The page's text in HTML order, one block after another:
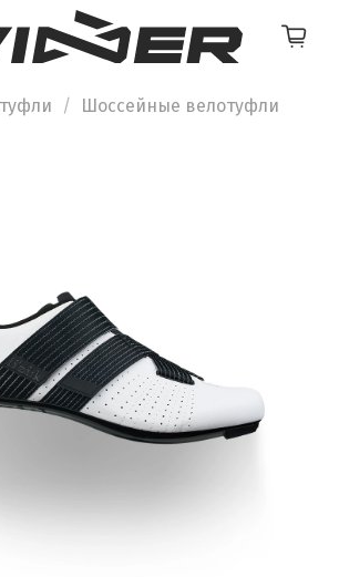
Шоссейные велотуфли